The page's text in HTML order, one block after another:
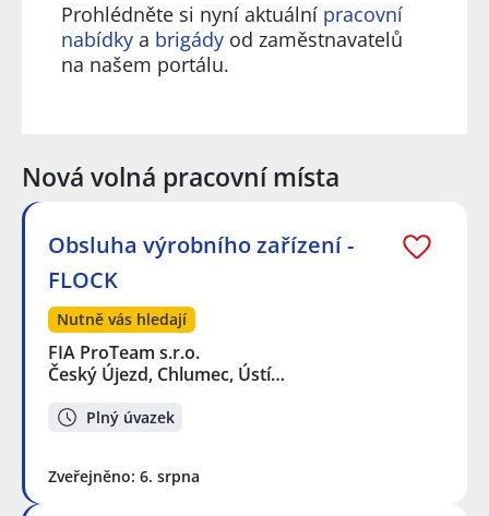
Prohlédněte si nyní aktuální pracovní
nabídky a brigády od zaměstnavatelů
na našem portálu.
Nová volná pracovní místa
Obsluha výrobního zařízení -
FLOCK
Nutně vás hledají
FIA ProTeam s.r.o.
Český Újezd, Chlumec, Ústí…
Plný úvazek
Zveřejněno: 6. srpna